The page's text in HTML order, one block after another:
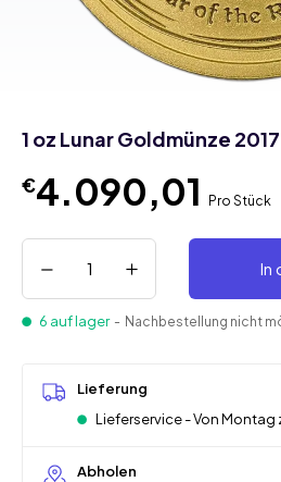
1 oz Lunar Goldmünze 2017
€4.090,01 Pro Stück
In
6 auf lager - Nachbestellung nicht
Lieferung
Lieferservice - Von Montag
Abholen